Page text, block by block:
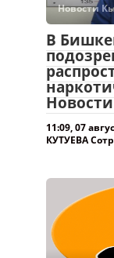
Новости
В
11:09, 07
КУТУЕВА